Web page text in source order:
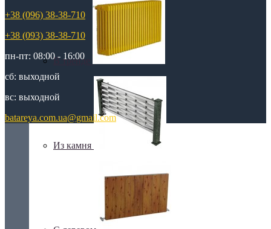
В тренде
Из камня
+38 (096) 38-38-710
+38 (093) 38-38-710
пн-пт: 08:00 - 16:00
сб: выходной
вс: выходной
batareya.com.ua@gmail.com